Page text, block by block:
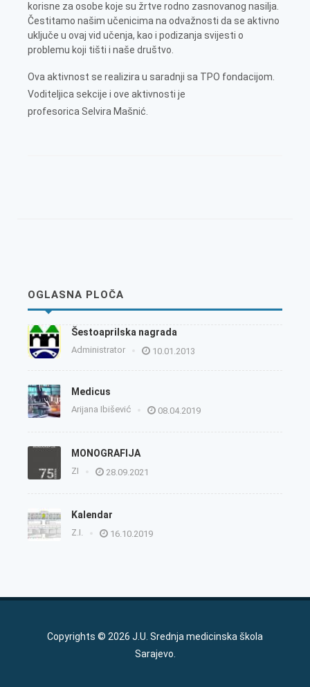
korisne za osobe koje su žrtve rodno zasnovanog nasilja.
Čestitamo našim učenicima na odvažnosti da se aktivno
uključe u ovaj vid učenja, kao i podizanja svijesti o
problemu koji tišti i naše društvo.
Ova aktivnost se realizira u saradnji sa TPO fondacijom.
Voditeljica sekcije i ove aktivnosti je
profesorica Selvira Mašnić.
OGLASNA PLOČA
Šestoaprilska nagrada
Administrator 10.01.2013
Medicus
Arijana Ibišević 08.04.2019
MONOGRAFIJA
ZI 28.09.2021
Kalendar
Z.I. 16.10.2019
Copyrights © 2026 J.U. Srednja medicinska škola
Sarajevo.